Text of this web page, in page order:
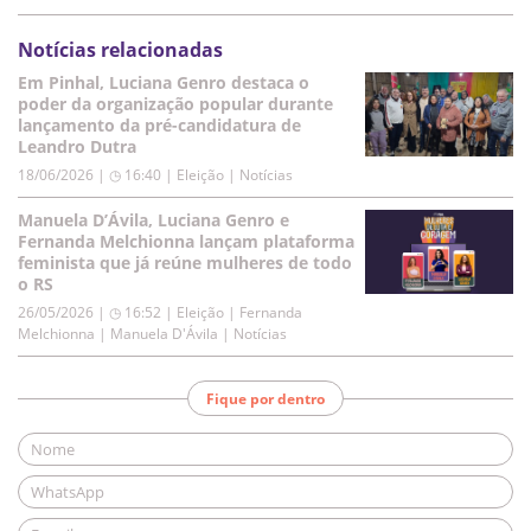
Notícias relacionadas
Em Pinhal, Luciana Genro destaca o
poder da organização popular durante
lançamento da pré-candidatura de
Leandro Dutra
18/06/2026 | ◷ 16:40 | Eleição | Notícias
Manuela D’Ávila, Luciana Genro e
Fernanda Melchionna lançam plataforma
feminista que já reúne mulheres de todo
o RS
26/05/2026 | ◷ 16:52 | Eleição | Fernanda
Melchionna | Manuela D'Ávila | Notícias
Fique por dentro